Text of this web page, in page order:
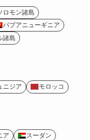
ロモン諸島
パプアニューギニア
諸島
ニジア
モロッコ
ア
スーダン